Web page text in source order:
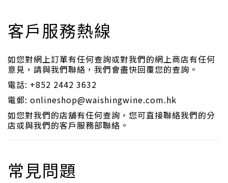
客戶服務熱線
如您對網上訂單有任何查詢或對我們的網上商店有任何
意見，請與我們聯絡，我們會盡快回覆您的查詢。
電話: +852 2442 3632
電郵: onlineshop@waishingwine.com.hk
如您對我們的店舖有任何查詢，您可直接聯絡我們的分
店或與我們的客戶服務部聯絡。
常見問題